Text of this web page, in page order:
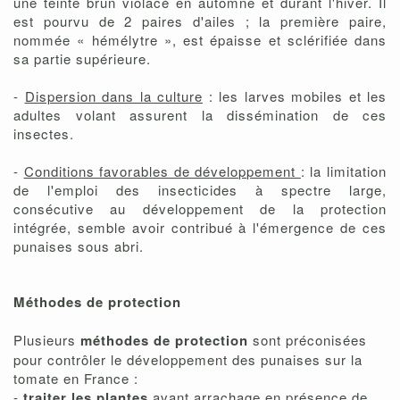
est pourvu de 2 paires d'ailes ; la première paire,
nommée « hémélytre », est épaisse et sclérifiée dans
sa partie supérieure.
- Dispersion dans la culture : les larves mobiles et les
adultes volant assurent la dissémination de ces
insectes.
- Conditions favorables de développement : la limitation
de l'emploi des insecticides à spectre large,
consécutive au développement de la protection
intégrée, semble avoir contribué à l'émergence de ces
punaises sous abri.
Méthodes de protection
Plusieurs méthodes de protection sont préconisées
pour contrôler le développement des punaises sur la
tomate en France :